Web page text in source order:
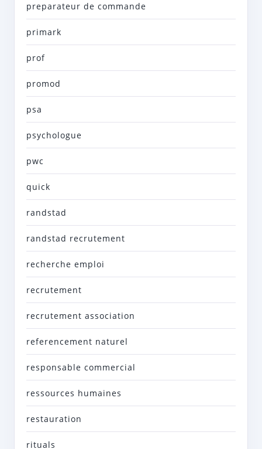
preparateur de commande
primark
prof
promod
psa
psychologue
pwc
quick
randstad
randstad recrutement
recherche emploi
recrutement
recrutement association
referencement naturel
responsable commercial
ressources humaines
restauration
rituals